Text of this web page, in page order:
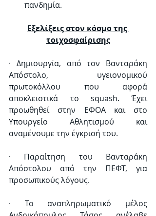
πανδημία.
Εξελίξεις στον κόσμο της
τοιχοσφαίρισης
· Δημιουργία, από τον Βανταράκη
Απόστολο, υγειονομικού
πρωτοκόλλου που αφορά
αποκλειστικά το squash. Έχει
προωθηθεί στην ΕΦΟΑ και στο
Υπουργείο Αθλητισμού και
αναμένουμε την έγκρισή του.
· Παραίτηση του Βανταράκη
Απόστολου από την ΠΕΦΤ, για
προσωπικούς λόγους.
· Το αναπληρωματικό μέλος